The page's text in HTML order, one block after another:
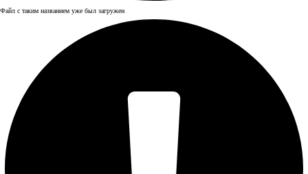
Файл с таким названием уже был загружен